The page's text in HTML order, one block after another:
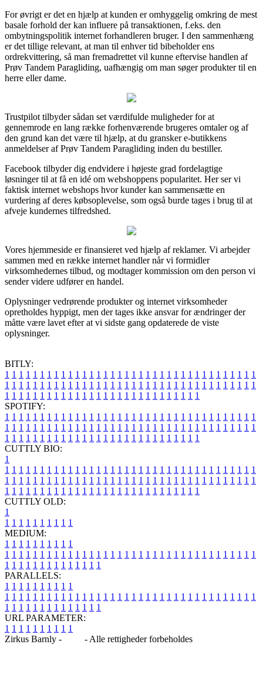
For øvrigt er det en hjælp at kunden er omhyggelig omkring de mest
basale forhold der kan influere på transaktionen, f.eks. den
ombytningspolitik internet forhandleren bruger. I den sammenhæng
er det tillige relevant, at man til enhver tid bibeholder ens
ordrekvittering, så man fremadrettet vil kunne eftervise handlen af
Prøv Tandem Paragliding, uafhængig om man søger produkter til en
herre eller dame.
Trustpilot tilbyder sådan set værdifulde muligheder for at
gennemrode en lang række forhenværende brugeres omtaler og af
den grund kan det være til hjælp, at du gransker e-butikkens
anmeldelser af Prøv Tandem Paragliding inden du bestiller.
Facebook tilbyder dig endvidere i højeste grad fordelagtige
løsninger til at få en idé om webshoppens popularitet. Her ser vi
faktisk internet webshops hvor kunder kan sammensætte en
vurdering af deres købsoplevelse, som også burde tages i brug til at
afveje kundernes tilfredshed.
Vores hjemmeside er finansieret ved hjælp af reklamer. Vi arbejder
sammen med en række internet handler når vi formidler
virksomhedernes tilbud, og modtager kommission om den person vi
sender videre udfører en handel.
Oplysninger vedrørende produkter og internet virksomheder
opretholdes hyppigt, men der tages ikke ansvar for ændringer der
måtte være lavet efter at vi sidste gang opdaterede de viste
oplysninger.
BITLY:
1 1 1 1 1 1 1 1 1 1 1 1 1 1 1 1 1 1 1 1 1 1 1 1 1 1 1 1 1 1 1 1 1 1 1 1
1 1 1 1 1 1 1 1 1 1 1 1 1 1 1 1 1 1 1 1 1 1 1 1 1 1 1 1 1 1 1 1 1 1 1 1
1 1 1 1 1 1 1 1 1 1 1 1 1 1 1 1 1 1 1 1 1 1 1 1 1 1 1 1
SPOTIFY:
1 1 1 1 1 1 1 1 1 1 1 1 1 1 1 1 1 1 1 1 1 1 1 1 1 1 1 1 1 1 1 1 1 1 1 1
1 1 1 1 1 1 1 1 1 1 1 1 1 1 1 1 1 1 1 1 1 1 1 1 1 1 1 1 1 1 1 1 1 1 1 1
1 1 1 1 1 1 1 1 1 1 1 1 1 1 1 1 1 1 1 1 1 1 1 1 1 1 1 1
CUTTLY BIO:
1
1 1 1 1 1 1 1 1 1 1 1 1 1 1 1 1 1 1 1 1 1 1 1 1 1 1 1 1 1 1 1 1 1 1 1 1
1 1 1 1 1 1 1 1 1 1 1 1 1 1 1 1 1 1 1 1 1 1 1 1 1 1 1 1 1 1 1 1 1 1 1 1
1 1 1 1 1 1 1 1 1 1 1 1 1 1 1 1 1 1 1 1 1 1 1 1 1 1 1 1
CUTTLY OLD:
1
1 1 1 1 1 1 1 1 1 1
MEDIUM:
1 1 1 1 1 1 1 1 1 1
1 1 1 1 1 1 1 1 1 1 1 1 1 1 1 1 1 1 1 1 1 1 1 1 1 1 1 1 1 1 1 1 1 1 1 1
1 1 1 1 1 1 1 1 1 1 1 1 1 1
PARALLELS:
1 1 1 1 1 1 1 1 1 1
1 1 1 1 1 1 1 1 1 1 1 1 1 1 1 1 1 1 1 1 1 1 1 1 1 1 1 1 1 1 1 1 1 1 1 1
1 1 1 1 1 1 1 1 1 1 1 1 1 1
URL PARAMETER:
1 1 1 1 1 1 1 1 1 1
Zirkus Barnly -
- Alle rettigheder forbeholdes